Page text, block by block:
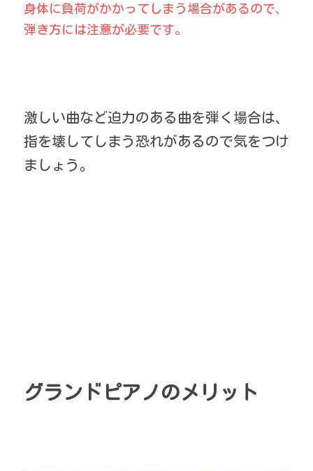
身体に負荷がかかってしまう場合があるので、
弾き方には注意が必要です。
激しい曲など迫力のある曲を弾く場合は、
指を壊してしまう恐れがあるので気をつけ
ましょう。
グランドピアノのメリット